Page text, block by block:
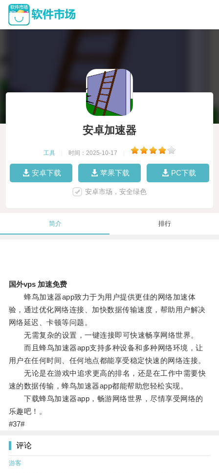
安卓加速器
工具 时间：2025-10-17
安卓下载 苹果下载 PC下载
安卓市场，安全绿色
简介 排行
国外vps 加速免费
蜂鸟加速器app致力于为用户提供更佳的网络加速体
验，通过优化网络连接、加快数据传输速度，帮助用户解决
网络延迟、卡顿等问题。
无需复杂的设置，一键连接即可快速畅享网络世界。
而且蜂鸟加速器app支持多种设备和多种网络环境，让
用户在任何时间、任何地点都能享受稳定快速的网络连接。
无论是在游戏中追求更高的排名，还是在工作中需要快
速的数据传输，蜂鸟加速器app都能帮助您轻松实现。
下载蜂鸟加速器app，畅游网络世界，尽情享受网络的
乐趣吧！。
#37#
评论
游客